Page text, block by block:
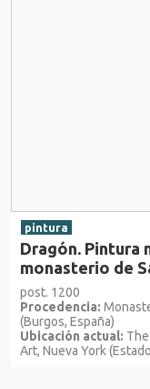
pintura
Dragón. Pintura
monasterio de
post. 1200
Procedencia:
(Burgos, España)
Ubicación actual:
Art, Nueva York